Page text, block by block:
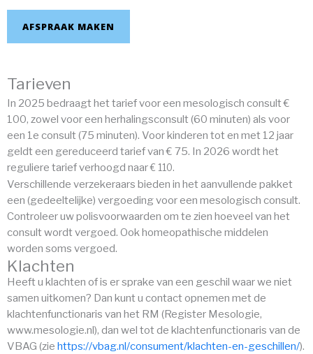
AFSPRAAK MAKEN
Tarieven
In 2025 bedraagt het tarief voor een mesologisch consult €
100, zowel voor een herhalingsconsult (60 minuten) als voor
een 1e consult (75 minuten). Voor kinderen tot en met 12 jaar
geldt een gereduceerd tarief van € 75. In 2026 wordt het
reguliere tarief verhoogd naar€ 110.
Verschillende verzekeraars bieden in het aanvullende pakket
een (gedeeltelijke) vergoeding voor een mesologisch consult.
Controleer uw polisvoorwaarden om te zien hoeveel van het
consult wordt vergoed. Ook homeopathische middelen
worden soms vergoed.
Klachten
Heeft u klachten of is er sprake van een geschil waar we niet
samen uitkomen? Dan kunt u contact opnemen met de
klachtenfunctionaris van het RM (Register Mesologie,
www.mesologie.nl), dan wel tot de klachtenfunctionaris van de
VBAG (zie https://vbag.nl/consument/klachten-en-geschillen/).